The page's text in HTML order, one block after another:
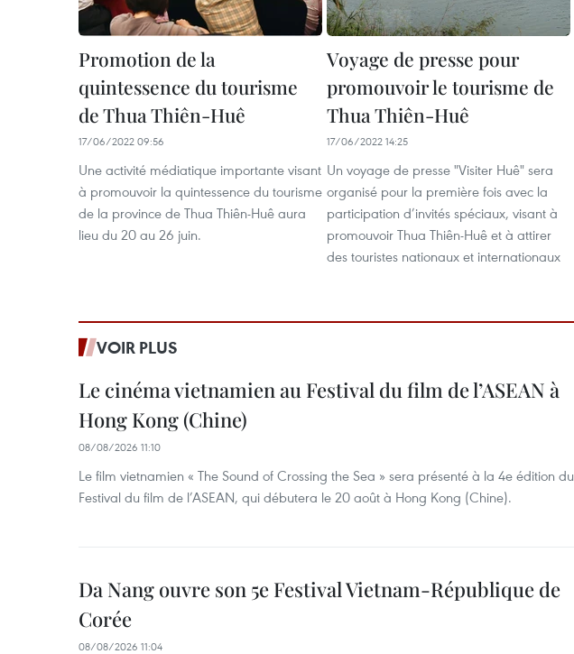
Promotion de la
quintessence du tourisme
de Thua Thiên-Huê
17/06/2022 09:56
Une activité médiatique importante visant
à promouvoir la quintessence du tourisme
de la province de Thua Thiên-Huê aura
lieu du 20 au 26 juin.
Voyage de presse pour
promouvoir le tourisme de
Thua Thiên-Huê
17/06/2022 14:25
Un voyage de presse "Visiter Huê" sera
organisé pour la première fois avec la
participation d’invités spéciaux, visant à
promouvoir Thua Thiên-Huê et à attirer
des touristes nationaux et internationaux
VOIR PLUS
Le cinéma vietnamien au Festival du film de l’ASEAN à
Hong Kong (Chine)
08/08/2026 11:10
Le film vietnamien « The Sound of Crossing the Sea » sera présenté à la 4e édition du
Festival du film de l’ASEAN, qui débutera le 20 août à Hong Kong (Chine).
Da Nang ouvre son 5e Festival Vietnam-République de
Corée
08/08/2026 11:04